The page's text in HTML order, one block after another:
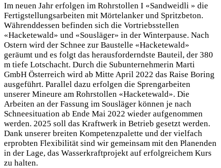
Im neuen Jahr erfolgen im Rohrstollen I «Sandweidli » die
Fertigstellungsarbeiten mit Mörtelanker und Spritzbeton.
Währenddessen befinden sich die Vortriebsstellen
«Hacketewald» und «Sousläger» in der Winterpause. Nach
Ostern wird der Schnee zur Baustelle «Hacketewald»
geräumt und es folgt das herausforderndste Bauteil, der 380
m tiefe Lotschacht. Durch die Subunternehmerin Marti
GmbH Österreich wird ab Mitte April 2022 das Raise Boring
ausgeführt. Parallel dazu erfolgen die Sprengarbeiten
unserer Mineure am Rohrstollen «Hacketewald». Die
Arbeiten an der Fassung im Sousläger können je nach
Schneesituation ab Ende Mai 2022 wieder aufgenommen
werden. 2025 soll das Kraftwerk in Betrieb gesetzt werden.
Dank unserer breiten Kompetenzpalette und der vielfach
erprobten Flexibilität sind wir gemeinsam mit den Planenden
in der Lage, das Wasserkraftprojekt auf erfolgreichem Kurs
zu halten.